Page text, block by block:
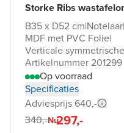
Storke Ribs
B35 x D52 cm|Notelaar|
MDF met PVC Folie|
Verticale
Artikelnummer 201299
Op voorraad
Specificaties
Adviesprijs 640,-
340,-Nu297,-